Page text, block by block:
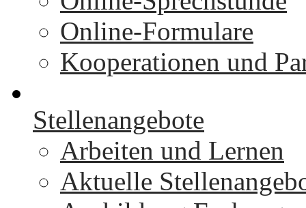
Online-Formulare
Kooperationen und
Stellenangebote
Arbeiten und Lernen
Aktuelle